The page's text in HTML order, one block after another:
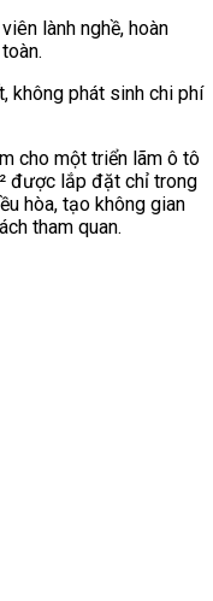
lành nghề, hoàn
không phát sinh chi phí
cho một triển lãm ô tô
được lắp đặt chỉ trong
hòa, tạo không gian
tham quan.